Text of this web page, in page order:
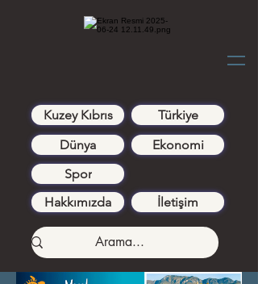
Kuzey Kıbrıs
Türkiye
Dünya
Ekonomi
Spor
Hakkımızda
İletişim